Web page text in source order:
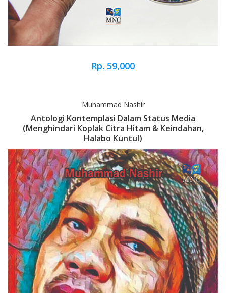
Rp. 59,000
Muhammad Nashir
Antologi Kontemplasi Dalam Status Media
(Menghindari Koplak Citra Hitam & Keindahan,
Halabo Kuntul)